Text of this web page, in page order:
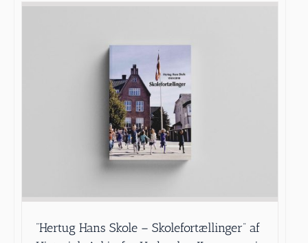
”Hertug Hans Skole – Skolefortællinger” af